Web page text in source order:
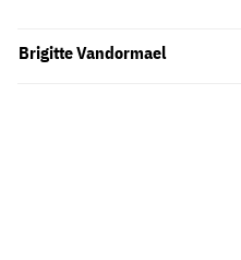
Brigitte Vandormael